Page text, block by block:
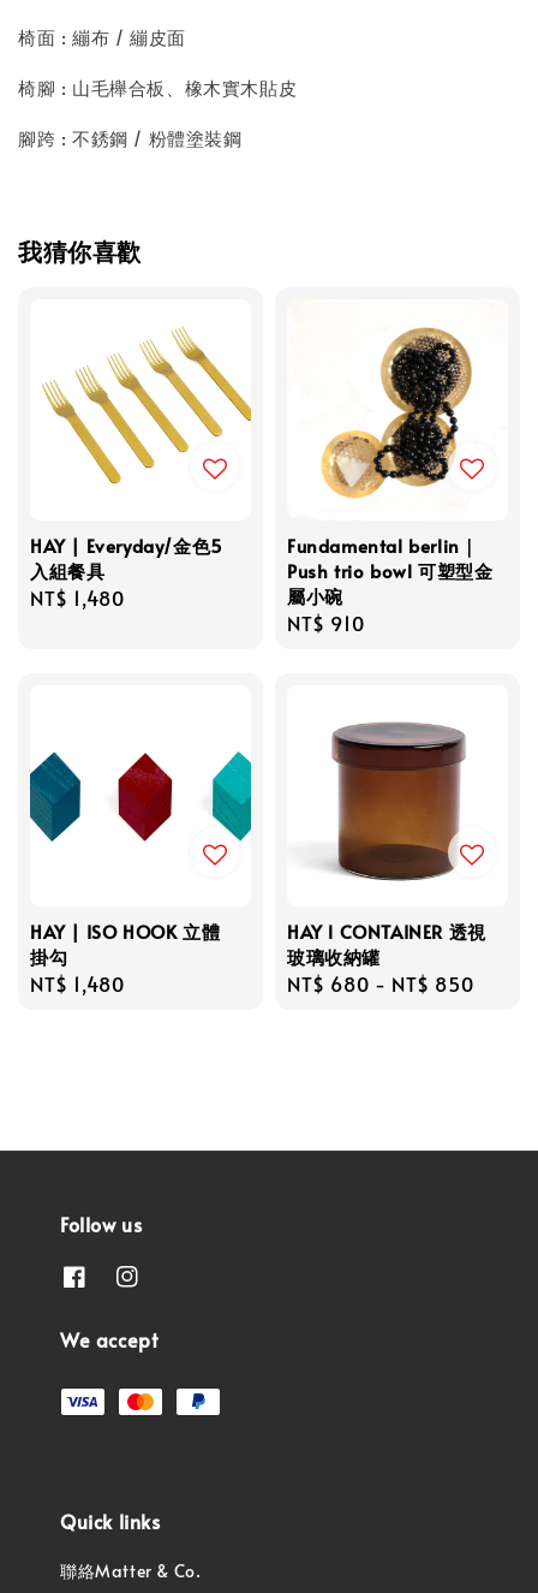
椅面 : 繃布 / 繃皮面
椅腳 : 山毛櫸合板、橡木實木貼皮
腳跨 : 不銹鋼 / 粉體塗裝鋼
我猜你喜歡
HAY | Everyday/金色5
入組餐具
Regular
NT$ 1,480
Fundamental berlin｜
Push trio bowl 可塑型金
屬小碗
Regular
NT$ 910
HAY | ISO HOOK 立體
掛勾
Regular
NT$ 1,480
HAY l CONTAINER 透視
玻璃收納罐
Regular
NT$ 680 - NT$ 850
Follow us
We accept
Quick links
聯絡Matter & Co.